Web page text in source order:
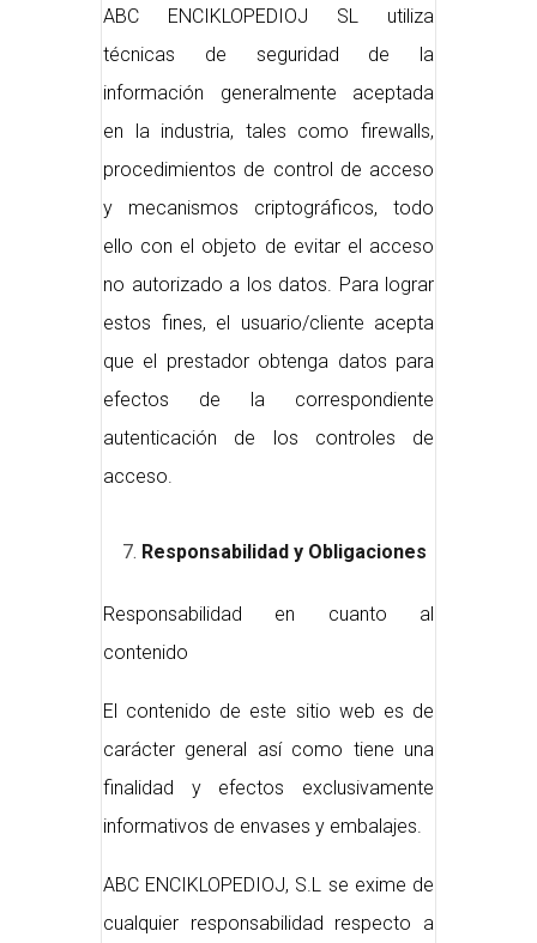
ABC ENCIKLOPEDIOJ SL utiliza
técnicas de seguridad de la
información generalmente aceptada
en la industria, tales como firewalls,
procedimientos de control de acceso
y mecanismos criptográficos, todo
ello con el objeto de evitar el acceso
no autorizado a los datos. Para lograr
estos fines, el usuario/cliente acepta
que el prestador obtenga datos para
efectos de la correspondiente
autenticación de los controles de
acceso.
Responsabilidad y Obligaciones
Responsabilidad en cuanto al
contenido
El contenido de este sitio web es de
carácter general así como tiene una
finalidad y efectos exclusivamente
informativos de envases y embalajes.
ABC ENCIKLOPEDIOJ, S.L se exime de
cualquier responsabilidad respecto a